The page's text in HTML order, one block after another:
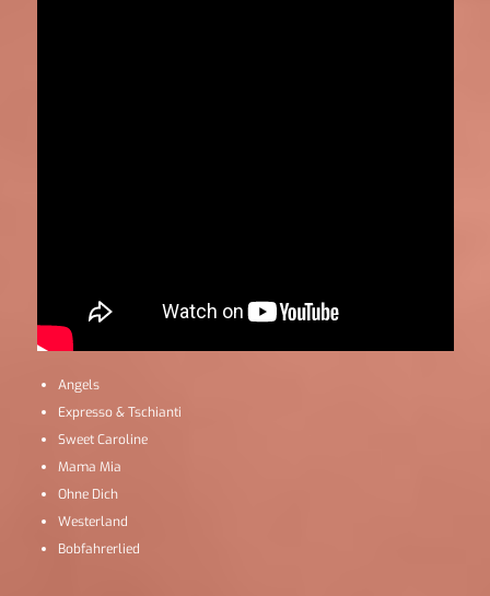
Angels
Expresso & Tschianti
Sweet Caroline
Mama Mia
Ohne Dich
Westerland
Bobfahrerlied